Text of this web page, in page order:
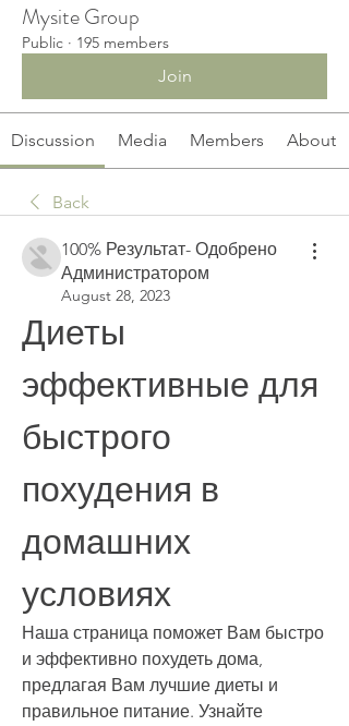
Mysite Group
Public · 195 members
Join
Discussion Media Members About
Back
100% Результат- Одобрено
Администратором
August 28, 2023
Диеты
эффективные для
быстрого
похудения в
домашних
условиях
Наша страница поможет Вам быстро
и эффективно похудеть дома,
предлагая Вам лучшие диеты и
правильное питание. Узнайте